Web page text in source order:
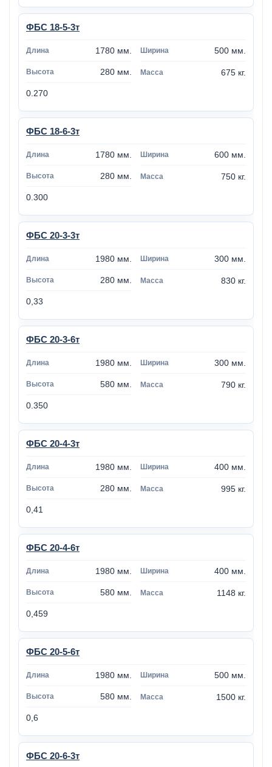
ФБС 18-5-3т
1780 мм. 500 мм.
280 мм. 675 кг.
0.270
ФБС 18-6-3т
1780 мм. 600 мм.
280 мм. 750 кг.
0.300
ФБС 20-3-3т
1980 мм. 300 мм.
280 мм. 830 кг.
0,33
ФБС 20-3-6т
1980 мм. 300 мм.
580 мм. 790 кг.
0.350
ФБС 20-4-3т
1980 мм. 400 мм.
280 мм. 995 кг.
0,41
ФБС 20-4-6т
1980 мм. 400 мм.
580 мм. 1148 кг.
0,459
ФБС 20-5-6т
1980 мм. 500 мм.
580 мм. 1500 кг.
0,6
ФБС 20-6-3т